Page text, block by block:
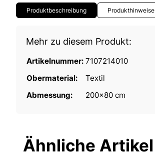
Produktbeschreibung Produkthinweise
Mehr zu diesem Produkt:
Artikelnummer: 7107214010
Obermaterial:
Textil
Abmessung:
200x80 cm
Ähnliche Artikel